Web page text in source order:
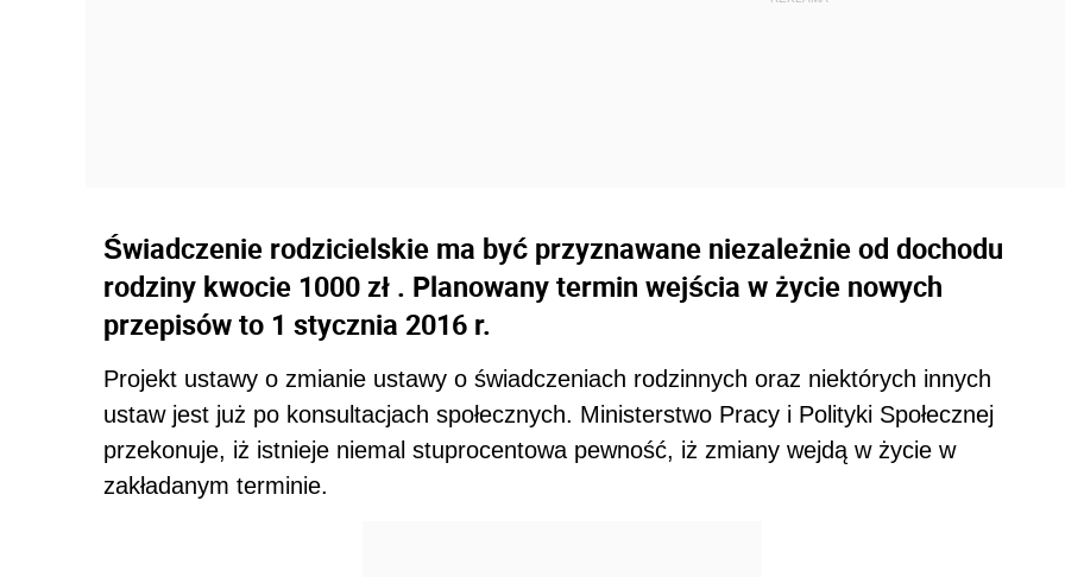
Świadczenie rodzicielskie ma być przyznawane niezależnie od dochodu
rodziny kwocie 1000 zł . Planowany termin wejścia w życie nowych
przepisów to 1 stycznia 2016 r.
Projekt ustawy o zmianie ustawy o świadczeniach rodzinnych oraz niektórych innych
ustaw jest już po konsultacjach społecznych. Ministerstwo Pracy i Polityki Społecznej
przekonuje, iż istnieje niemal stuprocentowa pewność, iż zmiany wejdą w życie w
zakładanym terminie.